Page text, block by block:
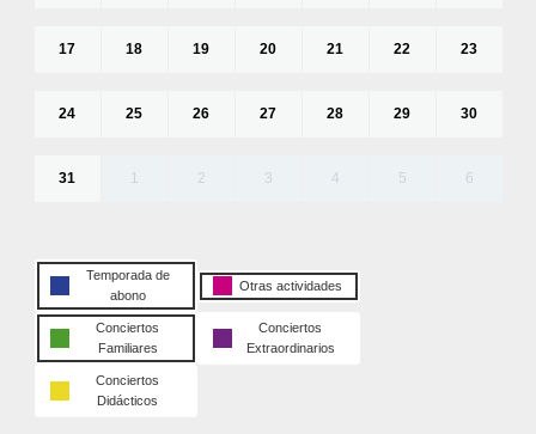
17 18 19 20 21 22 23
24 25 26 27 28 29 30
31 1 2 3 4 5 6
Temporada de
abono
Otras actividades
Conciertos
Familiares
Conciertos
Extraordinarios
Conciertos
Didácticos